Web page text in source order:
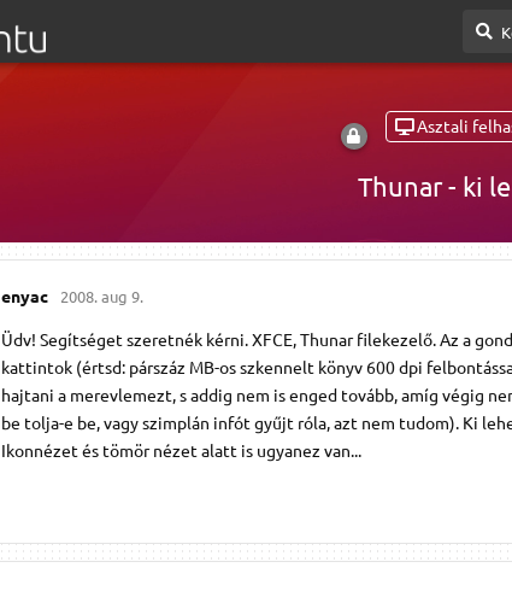
Asztali
Thunar - ki
enyac 2008. aug 9.
Üdv! Segítséget szeretnék kérni. XFCE, Thunar filekezelő. Az a
kattintok (értsd: párszáz MB-os szkennelt könyv 600 dpi
hajtani a merevlemezt, s addig nem is enged tovább, amíg végig
be tolja-e be, vagy szimplán infót gyűjt róla, azt nem tudom). Ki
Ikonnézet és tömör nézet alatt is ugyanez van...